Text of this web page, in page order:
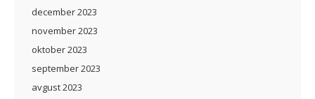
december 2023
november 2023
oktober 2023
september 2023
avgust 2023